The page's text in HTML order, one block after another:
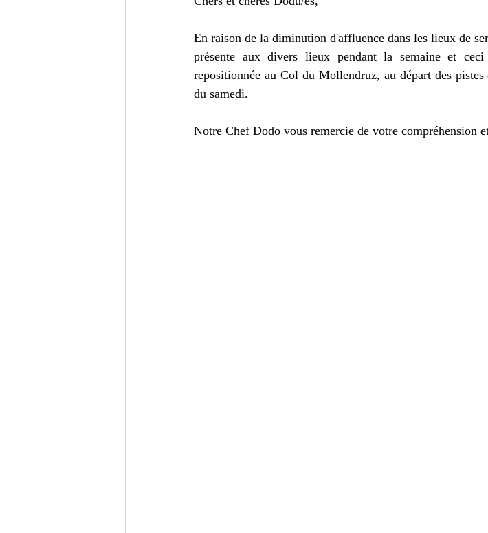
En raison de la diminution d'affluence dans les lieux de
présente aux divers lieux pendant la semaine et
repositionnée au Col du Mollendruz, au départ des
du samedi.
Notre Chef Dodo vous remercie de votre compréhension